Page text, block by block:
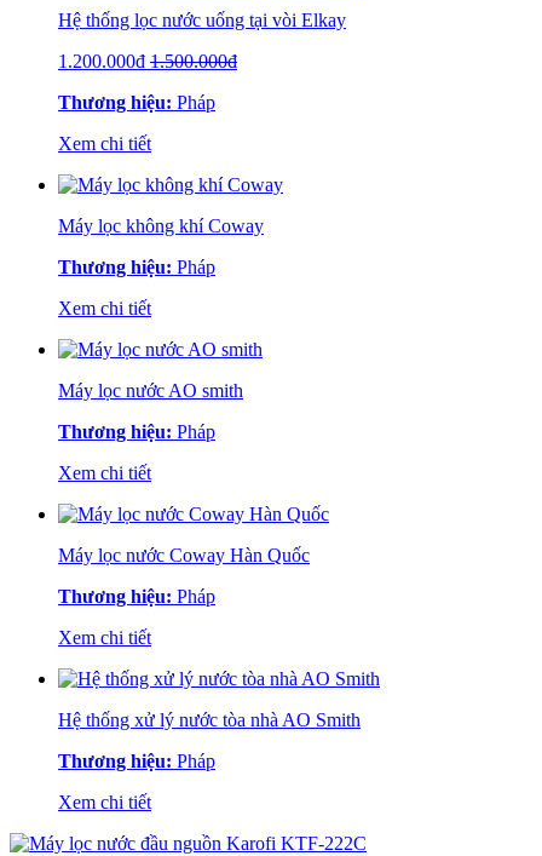
Hệ thống lọc nước uống tại vòi Elkay
1.200.000đ 1.500.000đ
Thương hiệu: Pháp
Xem chi tiết
Máy lọc không khí Coway
Thương hiệu: Pháp
Xem chi tiết
Máy lọc nước AO smith
Thương hiệu: Pháp
Xem chi tiết
Máy lọc nước Coway Hàn Quốc
Thương hiệu: Pháp
Xem chi tiết
Hệ thống xử lý nước tòa nhà AO Smith
Thương hiệu: Pháp
Xem chi tiết